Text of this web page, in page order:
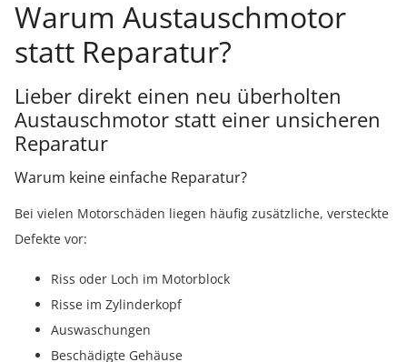
Warum Austauschmotor
statt Reparatur?
Lieber direkt einen neu überholten
Austauschmotor statt einer unsicheren
Reparatur
Warum keine einfache Reparatur?
Bei vielen Motorschäden liegen häufig zusätzliche, versteckte
Defekte vor:
Riss oder Loch im Motorblock
Risse im Zylinderkopf
Auswaschungen
Beschädigte Gehäuse